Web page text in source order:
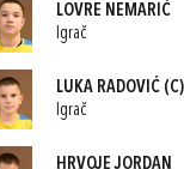
LOVRE NEMARIĆ
Igrač
LUKA RADOVIĆ(C)
Igrač
HRVOJE JORDAN